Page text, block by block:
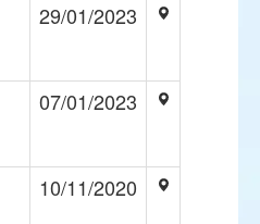
29/01/2023
07/01/2023
10/11/2020